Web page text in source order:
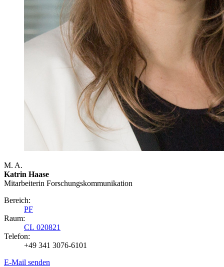
M. A.
Katrin Haase
Mitarbeiterin Forschungs­kommunikation
Bereich:
PF
Raum:
CL 020821
Telefon:
+49 341 3076-6101
E-Mail senden